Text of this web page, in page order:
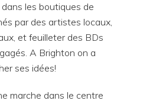
dans les boutiques de
par des artistes locaux,
et feuilleter des BDs
A Brighton on a
ses idées!
marche dans le centre